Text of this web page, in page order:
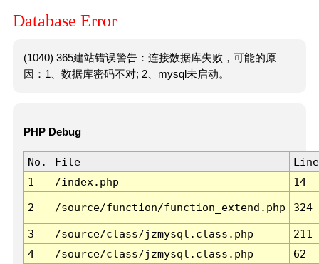
Database Error
(1040) 365建站错误警告：连接数据库失败，可能的原
因：1、数据库密码不对; 2、mysql未启动。
PHP Debug
No. File
Line
1
/index.php 14
2 /source/function/function_extend.php 324
3 /source/class/jzmysql.class.php
211
4
/source/class/jzmysql.class.php
62